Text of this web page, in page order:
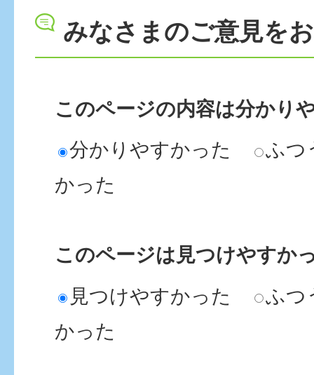
みなさまのご意見を
このページの内容は分かり
分かりやすかった
ふつ
かった
このページは見つけやすか
見つけやすかった
ふつ
かった